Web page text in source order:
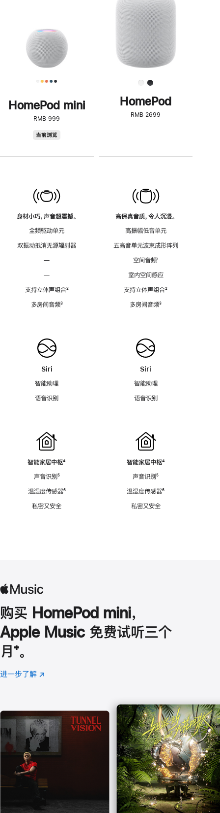
HomePod mini
RMB 999
当前浏览
身材小巧，声音超震撼。
全频驱动单元
双振动抵消无源辐射器
—
—
支持立体声组合脚
²
多房间音频脚
³
Siri
智能助理
语音识别
智能家居中枢脚
⁴
声音识别脚
⁵
温湿度传感器脚
⁶
私密又安全
了
解
HomePod<
HomePod
RMB 2699
高保真音质，令人沉浸。
高振幅低音单元
五高音单元波束成形阵列
空间音频脚
¹
室内空间感应
支持立体声组合脚
²
多房间音频脚
³
Siri
智能助理
语音识别
智能家居中枢脚
⁴
声音识别脚
⁵
温湿度传感器脚
⁶
私密又安全
购买 HomePod mini，
Apple Music 免费试听三个
月 脚
注
⁺。
进一步了解 Apple
(在
口
中
打
开)